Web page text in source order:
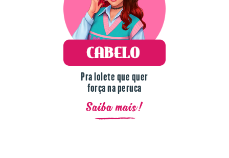
Pra lolete que quer
força na peruca
Saiba mais!